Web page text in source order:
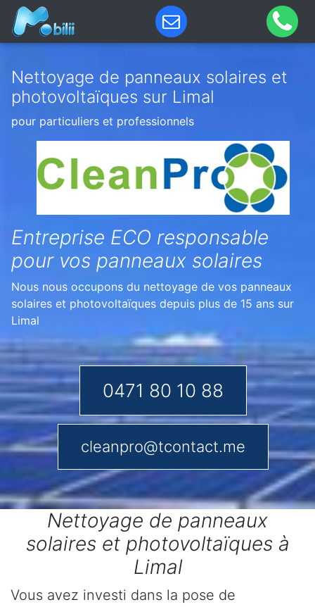
Nettoyage de panneaux solaires et
photovoltaïques sur Limal
pour particuliers et professionnels
Entreprise ECO responsable
pour vos panneaux solaires
Nous nous occupons du nettoyage de vos panneaux
solaires et photovoltaïques depuis plus de 15 ans sur
Limal
0471 80 10 88
cleanpro@tcontact.me
Nettoyage de panneaux
solaires et photovoltaïques à
Limal
Vous avez investi dans la pose de